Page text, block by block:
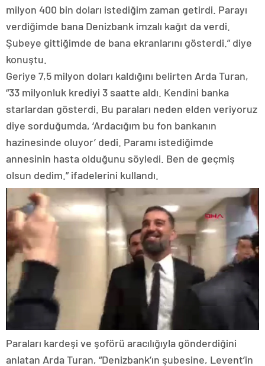
milyon 400 bin doları istediğim zaman getirdi. Parayı
verdiğimde bana Denizbank imzalı kağıt da verdi.
Şubeye gittiğimde de bana ekranlarını gösterdi.” diye
konuştu.
Geriye 7,5 milyon doları kaldığını belirten Arda Turan,
“33 milyonluk krediyi 3 saatte aldı. Kendini banka
starlardan gösterdi. Bu paraları neden elden veriyoruz
diye sorduğumda, ‘Ardacığım bu fon bankanın
hazinesinde oluyor’ dedi. Paramı istediğimde
annesinin hasta olduğunu söyledi. Ben de geçmiş
olsun dedim.” ifadelerini kullandı.
Paraları kardeşi ve şoförü aracılığıyla gönderdiğini
anlatan Arda Turan, “Denizbank’ın şubesine, Levent’in